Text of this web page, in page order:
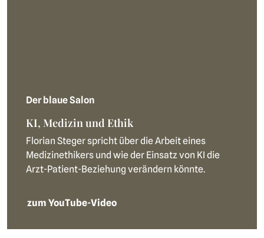
Der blaue Salon
KI, Medizin und Ethik
Florian Steger spricht über die Arbeit eines
Medizinethikers und wie der Einsatz von KI die
Arzt-Patient-Beziehung verändern könnte.
zum YouTube-Video